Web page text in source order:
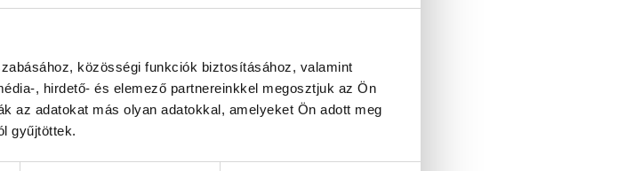
közösségi funkciók biztosításához, valamint
, hirdető- és elemező partnereinkkel megosztjuk az Ön
az adatokat más olyan adatokkal, amelyeket Ön adott meg
gyűjtöttek.